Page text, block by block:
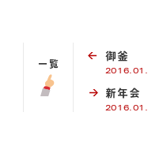
一覧 御釜
新年会